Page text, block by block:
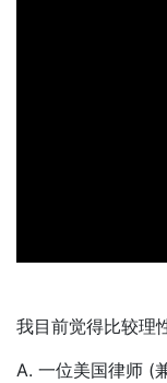
我目前觉得比较理
A. 一位美国律师 (